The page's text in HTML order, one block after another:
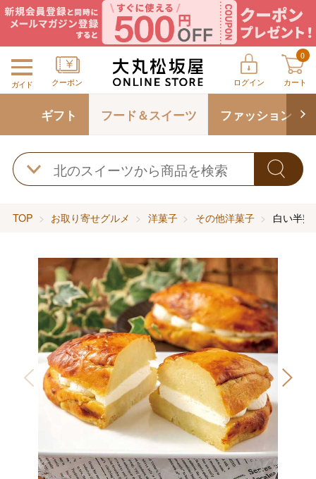
ガイド クーポン ログイン
0
カート
ギフト フード＆スイーツ ファッション
TOP お取り寄せグルメ 洋菓子 その他洋菓子 白い半